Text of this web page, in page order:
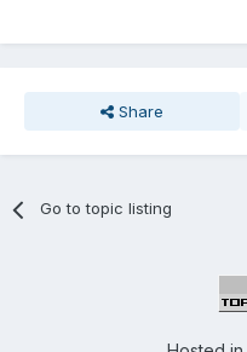
Share
Go to topic listing